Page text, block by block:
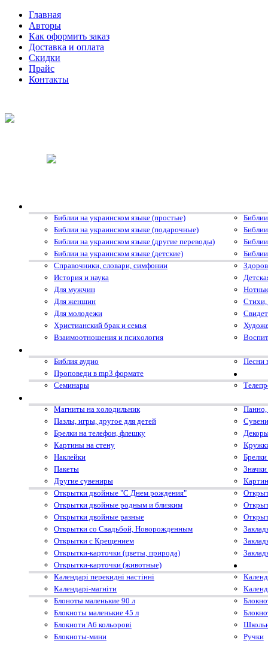
Главная
Авторы
Как оформить заказ
Доставка и оплата
Скидки
Прайс
Контакты
Библии на украинском языке (простые)
Библии на украинском языке (подарочные)
Библии на украинском языке (другие переводы)
Библии на украинском языке (детские)
Справочники, словари, симфонии
История и наука
Для мужчин
Для женщин
Стихи,
Для молодежи
Христианский брак и семья
Взаимоотношения и психология
Библия аудио
Песни
Проповеди в mp3 формате
Семинары
Магниты на холодильник
Панно,
Пазлы, игры, другое для детей
Брелки на телефон, флешку
Картины на стену
Наклейки
Пакеты
Другие сувениры
Открытки двойные "С Днем рождения"
Открытки двойные родным и близким
Открытки двойные разные
Открытки со Свадьбой, Новорожденным
Открытки с Крещением
Открытки-карточки (цветы, природа)
Открытки-карточки (животные)
Календарі перекидні настінні
Календарі-магніти
Блоноты маленькие 90 л
Блокноты маленькие 45 л
Блокноти А6 кольорові
Блокноты-мини
Ручки